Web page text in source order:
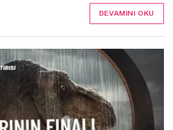
DEVAMINI OKU